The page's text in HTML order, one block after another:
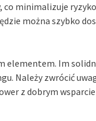
co minimalizuje
można szybko
elementem. Im
Należy zwrócić
z dobrym